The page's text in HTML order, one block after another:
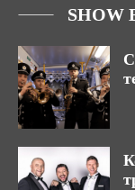
SHOW